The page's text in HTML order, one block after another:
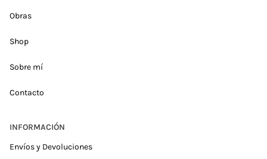
Obras
Shop
Sobre mí
Contacto
INFORMACIÓN
Envíos y Devoluciones